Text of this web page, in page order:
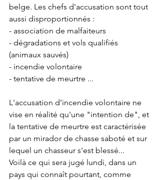
belge. Les chefs d'accusation sont tout
aussi disproportionnés :
- association de malfaiteurs
- dégradations et vols qualifiés
(animaux sauvés)
- incendie volontaire
- tentative de meurtre ...
L'accusation d'incendie volontaire ne
vise en réalité qu'une "intention de", et
la tentative de meurtre est caractérisée
par un mirador de chasse saboté et sur
lequel un chasseur s'est blessé...
Voilà ce qui sera jugé lundi, dans un
pays qui connaît pourtant, comme